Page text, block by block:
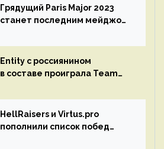
Грядущий Paris Major 2023
станет последним мейджор-
Entity с россиянином
в составе проиграла Team
HellRaisers и Virtus.pro
пополнили список побед